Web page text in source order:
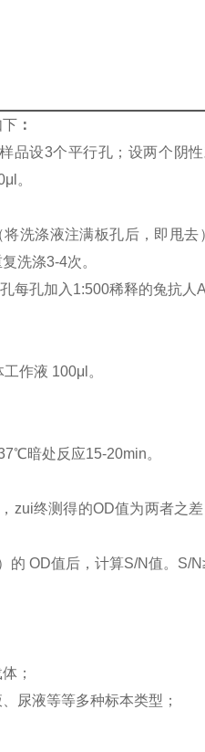
下 ：
品设3个平行孔；设两个阴
。
洗涤液注满板孔后，即甩
洗涤3-4次。
每孔加入1:500稀释的兔抗
工作液 100μl。
37℃暗处反应15-20min。
zui终测得的OD值为两者之
的 OD值后，计算S/N值。S/
；
尿液等等多种标本类型；